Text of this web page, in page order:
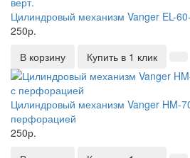
Цилиндровый механизм Vanger EL-
250р.
В корзину
Купить в 1 клик
Цилиндровый механизм Vanger HM-
перфорацией
250р.